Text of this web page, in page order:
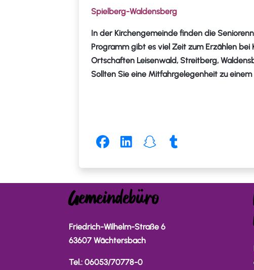
Spielberg-Waldensberg
In der Kirchengemeinde finden die
Programm gibt es viel Zeit zum Erzählen
Ortschaften Leisenwald, Streitberg,
Sollten Sie eine Mitfahrgelegenheit zu
Gemeindebüro
Friedrich-Wilhelm-Straße 6
63607 Wächtersbach
Tel.: 06053/70778-0